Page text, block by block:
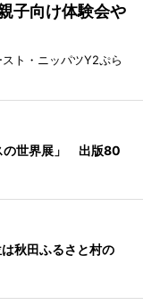
子向け体験会や
ト・ニッパツY2ぷら
の世界展」 出版80
秋田ふるさと村の